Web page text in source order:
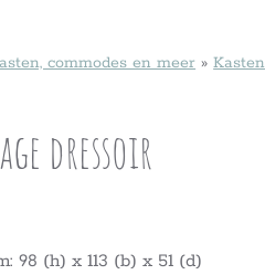
commodes en meer »Kasten
dressoir
98 (h) x 113 (b) x 51 (d)